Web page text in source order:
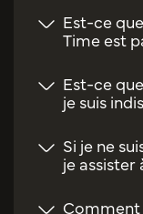
Est-ce
Time est
Est-ce
je suis
Si je ne
je